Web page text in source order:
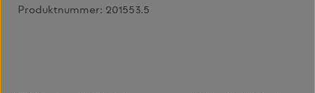
Produktnummer: 201553.5